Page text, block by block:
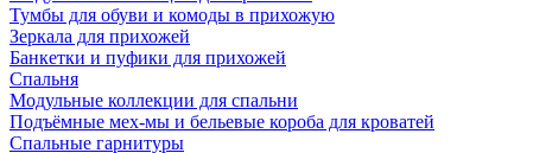
Тумбы для обуви и комоды в прихожую
Зеркала для прихожей
Банкетки и пуфики для прихожей
Спальня
Модульные коллекции для спальни
Подъёмные мех-мы и бельевые короба для кроватей
Спальные гарнитуры